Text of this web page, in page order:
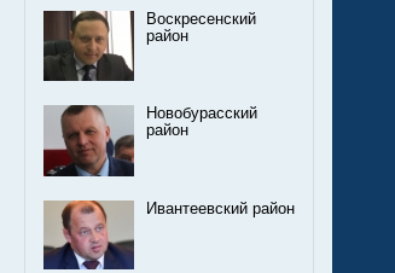
Воскресенский
район
Новобурасский
район
Ивантеевский район